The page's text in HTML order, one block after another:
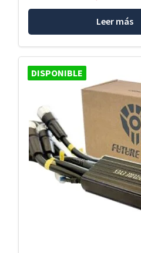
Leer más
DISPONIBLE